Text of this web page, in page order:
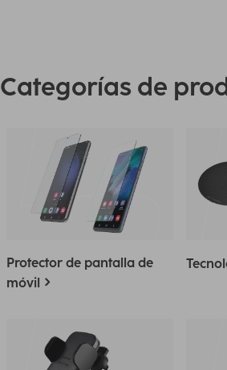
Categorías de
Protector de pantalla de
móvil